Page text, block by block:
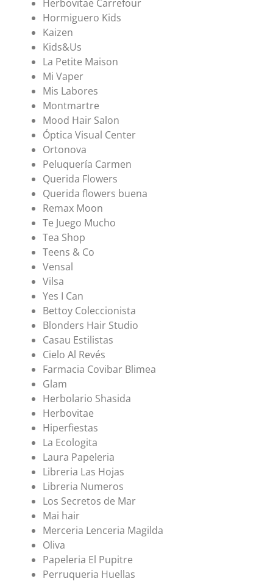
Herbovitae Carrefour
Hormiguero Kids
Kaizen
Kids&Us
La Petite Maison
Mi Vaper
Mis Labores
Montmartre
Mood Hair Salon
Óptica Visual Center
Ortonova
Peluquería Carmen
Querida Flowers
Querida flowers buena
Remax Moon
Te Juego Mucho
Tea Shop
Teens & Co
Vensal
Vilsa
Yes I Can
Bettoy Coleccionista
Blonders Hair Studio
Casau Estilistas
Cielo Al Revés
Farmacia Covibar Blimea
Glam
Herbolario Shasida
Herbovitae
Hiperfiestas
La Ecologita
Laura Papeleria
Libreria Las Hojas
Libreria Numeros
Los Secretos de Mar
Mai hair
Merceria Lenceria Magilda
Oliva
Papeleria El Pupitre
Perruqueria Huellas